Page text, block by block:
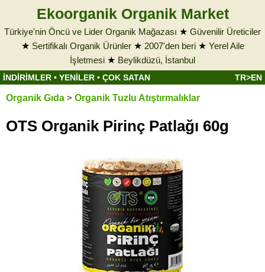
Ekoorganik Organik Market
Türkiye'nin Öncü ve Lider Organik Mağazası ★ Güvenilir Üreticiler
★ Sertifikalı Organik Ürünler★ 2007'den beri★ Yerel Aile
İşletmesi ★ Beylikdüzü, İstanbul
İNDİRİMLER • YENİLER • ÇOK SATAN TR>EN
Organik Gıda > Organik Tuzlu Atıştırmalıklar
OTS Organik Pirinç Patlağı 60g